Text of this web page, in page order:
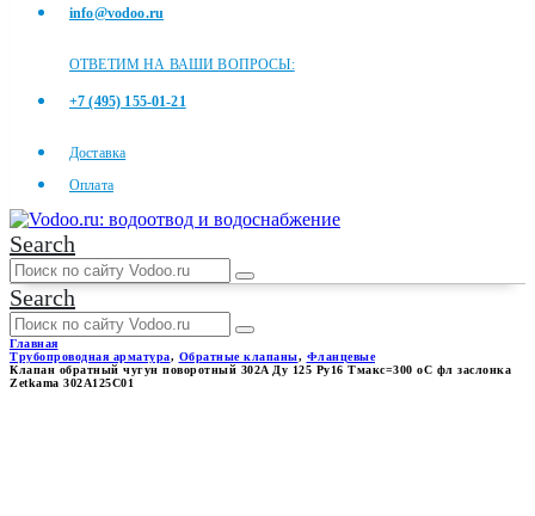
info@vodoo.ru
ОТВЕТИМ НА ВАШИ ВОПРОСЫ:
+7 (495) 155-01-21
Доставка
Оплата
Search
Search
Главная
Трубопроводная арматура, Обратные клапаны, Фланцевые
Клапан обратный чугун поворотный 302A Ду 125 Ру16 Тмакс=300 оС фл заслонка
Zetkama 302A125C01